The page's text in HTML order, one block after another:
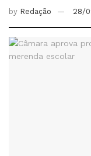
by Redação 28/